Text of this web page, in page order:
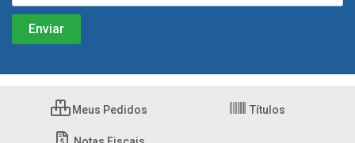
Meus Pedidos Títulos